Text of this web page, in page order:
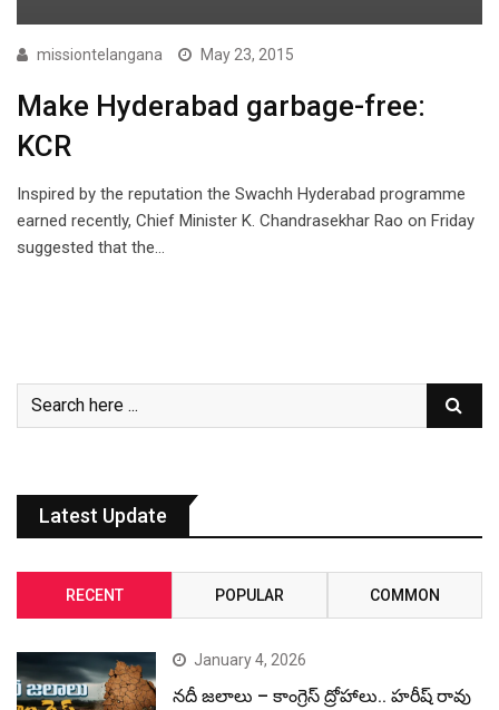
missiontelangana May 23, 2015
Make Hyderabad garbage-free:
KCR
Inspired by the reputation the Swachh Hyderabad programme
earned recently, Chief Minister K. Chandrasekhar Rao on Friday
suggested that the…
Latest Update
RECENT POPULAR COMMON
January 4, 2026
నదీ జలాలు – కాంగ్రెస్ ద్రోహాలు.. హరీష్ రావు